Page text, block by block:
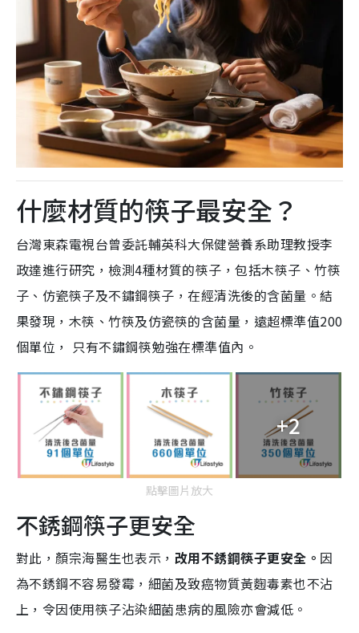
什麼材質的筷子最安全？
台灣東森電視台曾委託輔英科大保健營養系助理教授李
政達進行研究，檢測4種材質的筷子，包括木筷子、竹筷
子、仿瓷筷子及不鏽鋼筷子，在經清洗後的含菌量。結
果發現，木筷、竹筷及仿瓷筷的含菌量，遠超標準值200
個單位， 只有不鏽鋼筷勉強在標準值內。
+2
點擊圖片放大
不銹鋼筷子更安全
對此，顏宗海醫生也表示， 改用不銹鋼筷子更安全。 因
為不銹鋼不容易發霉，細菌及致癌物質黃麴毒素也不沾
上，令因使用筷子沾染細菌患病的風險亦會減低。